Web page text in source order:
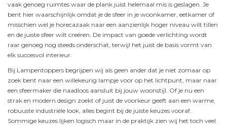
vaak genoeg ruimtes waar de plank juist helemaal mis is geslagen. Je
bent hier waarschijnlijk omdat je de sfeer in je woonkamer, eetkamer of
misschien wel je horecazaak naar een aanzienlijk hoger niveau wilt tillen
en de juiste sfeer wilt creëren. De impact van goede verlichting wordt
raar genoeg nog steeds onderschat, terwijl het juist de basis vormt van
elk succesvol interieur.
Bij Lampentoppers begrijpen wij als geen ander dat je niet zomaar op
zoek bent naar een willekeurig lampje voor op het lichtpunt, maar naar
een sfeermaker die naadloos aansluit bij jouw woonstijl. Of je nu een
strak en modern design zoekt of juist de voorkeur geeft aan een warme,
robuuste industriële look, alles begint bij de juiste keuzes vooraf.
Sommige keuzes lijken logisch maar in de praktijk zien wij het toch veel